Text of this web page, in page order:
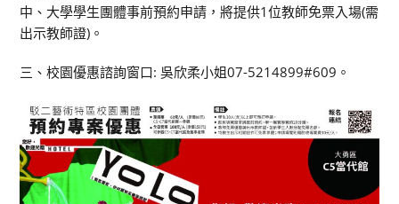
中、大學學生團體事前預約申請，將提供1位教師免票入場(需
出示教師證)。
三、校園優惠諮詢窗口: 吳欣柔小姐07-5214899#609。